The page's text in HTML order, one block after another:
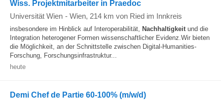
Wiss. Projektmitarbeiter in Praedoc
Universität Wien - Wien, 214 km von Ried im Innkreis
insbesondere im Hinblick auf Interoperabilität, Nachhaltigkeitund die
Integration heterogener Formen wissenschaftlicher Evidenz.Wir bieten
die Möglichkeit, an der Schnittstelle zwischen Digital-Humanities-
Forschung, Forschungsinfrastruktur...
heute
Demi Chef de Partie 60-100% (m/w/d)